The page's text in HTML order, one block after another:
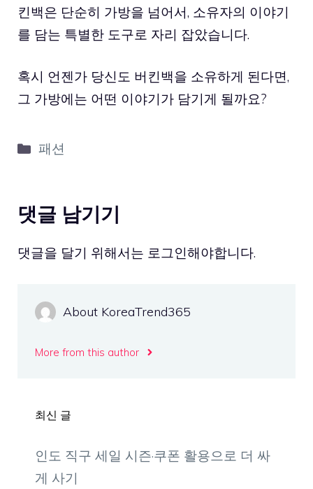
킨백은 단순히 가방을 넘어서, 소유자의 이야기
를 담는 특별한 도구로 자리 잡았습니다.
혹시 언젠가 당신도 버킨백을 소유하게 된다면,
그 가방에는 어떤 이야기가 담기게 될까요?
카
리
패션
댓글 남기기
댓글을 달기 위해서는 로그인해야합니다.
About KoreaTrend365
More from this author
최신 글
인도 직구 세일 시즌·쿠폰 활용으로 더 싸
게 사기